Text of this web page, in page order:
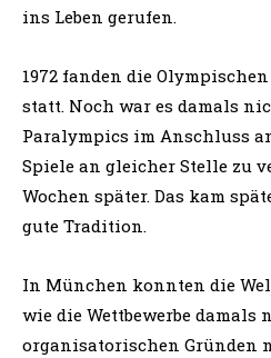
ins Leben gerufen.
1972 fanden die
statt. Noch war es damals
Paralympics im Anschluss
Spiele an gleicher Stelle zu
Wochen später. Das kam
gute Tradition.
In München konnten die
wie die Wettbewerbe damals
organisatorischen Gründen